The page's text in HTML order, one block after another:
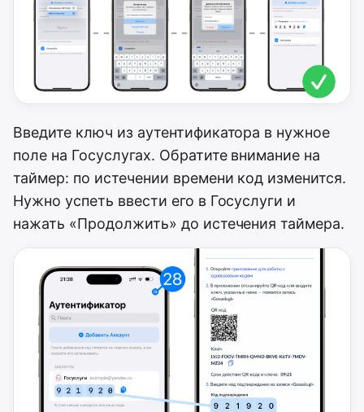
Введите ключ из аутентификатора в нужное
поле на Госуслугах. Обратите внимание на
таймер: по истечении времени код изменится.
Нужно успеть ввести его в Госуслуги и
нажать «Продолжить» до истечения таймера.